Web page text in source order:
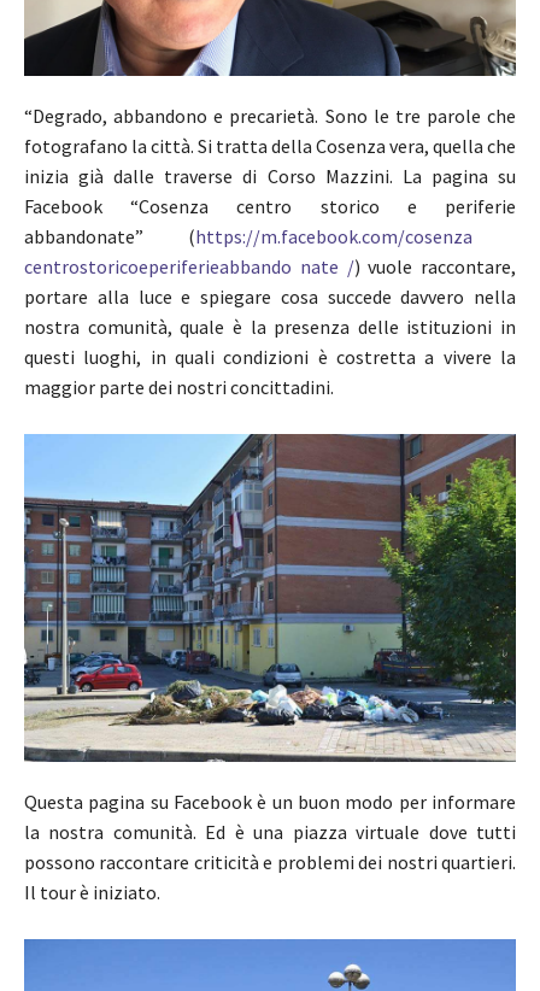
“Degrado, abbandono e precarietà. Sono le tre parole che
fotografano la città. Si tratta della Cosenza vera, quella che
inizia già dalle traverse di Corso Mazzini. La pagina su
Facebook “Cosenza centro storico e periferie
abbandonate” (https://m.facebook.com/cosenza
centrostoricoeperiferieabbando nate /) vuole raccontare,
portare alla luce e spiegare cosa succede davvero nella
nostra comunità, quale è la presenza delle istituzioni in
questi luoghi, in quali condizioni è costretta a vivere la
maggior parte dei nostri concittadini.
Questa pagina su Facebook è un buon modo per informare
la nostra comunità. Ed è una piazza virtuale dove tutti
possono raccontare criticità e problemi dei nostri quartieri.
Il tour è iniziato.